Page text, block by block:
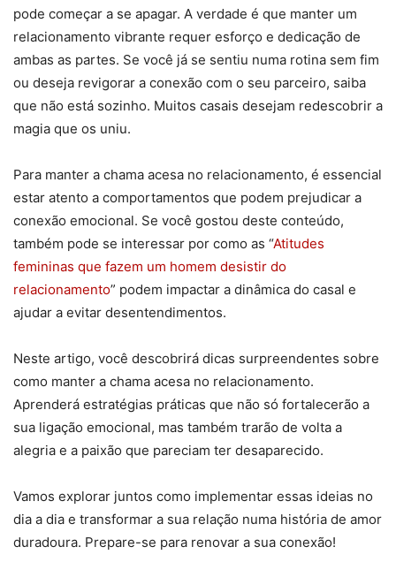
pode começar a se apagar. A verdade é que manter um
relacionamento vibrante requer esforço e dedicação de
ambas as partes. Se você já se sentiu numa rotina sem fim
ou deseja revigorar a conexão com o seu parceiro, saiba
que não está sozinho. Muitos casais desejam redescobrir a
magia que os uniu.
Para manter a chama acesa no relacionamento, é essencial
estar atento a comportamentos que podem prejudicar a
conexão emocional. Se você gostou deste conteúdo,
também pode se interessar por como as “Atitudes
femininas que fazem um homem desistir do
relacionamento” podem impactar a dinâmica do casal e
ajudar a evitar desentendimentos.
Neste artigo, você descobrirá dicas surpreendentes sobre
como manter a chama acesa no relacionamento.
Aprenderá estratégias práticas que não só fortalecerão a
sua ligação emocional, mas também trarão de volta a
alegria e a paixão que pareciam ter desaparecido.
Vamos explorar juntos como implementar essas ideias no
dia a dia e transformar a sua relação numa história de amor
duradoura. Prepare-se para renovar a sua conexão!